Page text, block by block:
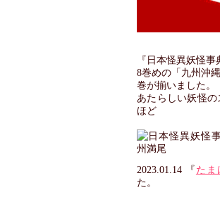
『日本怪異妖怪
8巻めの「九州沖
巻が揃いました。
あたらしい妖怪
ほど
2023.01.14 『たま
た。